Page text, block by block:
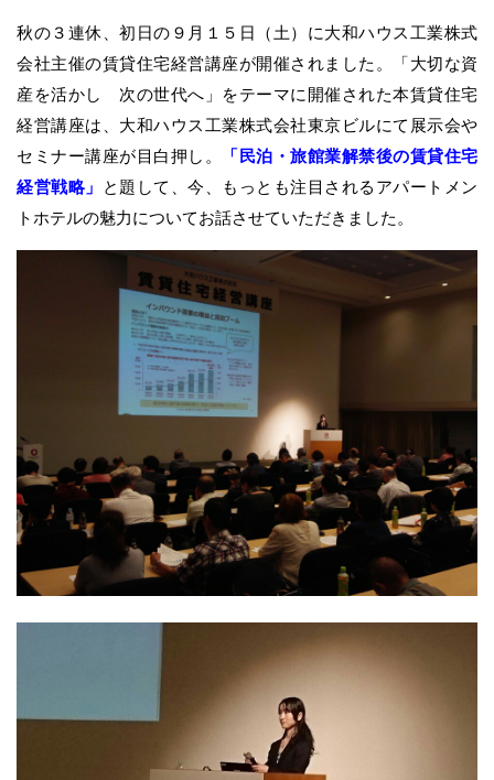
秋の３連休、初日の９月１５日（土）に大和ハウス工業株式
会社主催の賃貸住宅経営講座が開催されました。「大切な資
産を活かし 次の世代へ」をテーマに開催された本賃貸住宅
経営講座は、大和ハウス工業株式会社東京ビルにて展示会や
セミナー講座が目白押し。
「民泊・旅館業解禁後の賃貸住宅
経営戦略」
と題して、今、もっとも注目されるアパートメン
トホテルの魅力についてお話させていただきました。